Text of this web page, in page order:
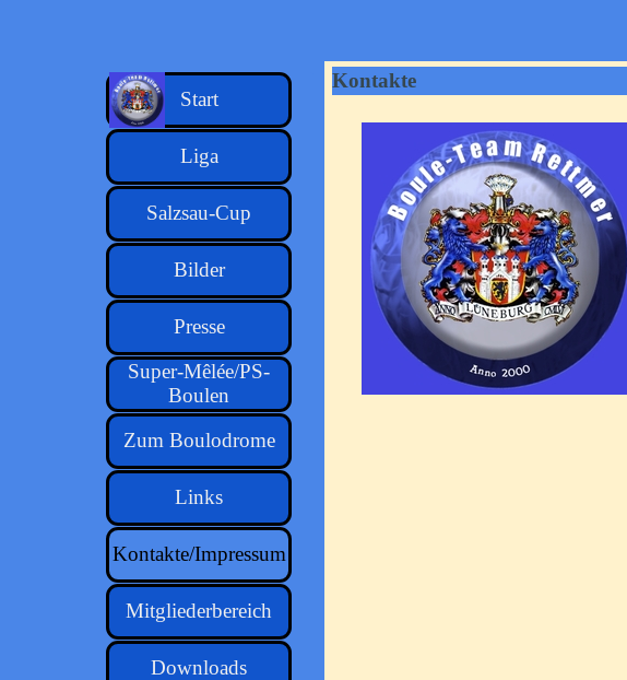
Menü überspringen
Start
Liga
Salzsau-Cup ▼
Bilder
Presse
Super-Mêlée/PS-
Boulen
Zum Boulodrome
Links
Kontakte/Impressum
Mitgliederbereich
Downloads
Kontakte